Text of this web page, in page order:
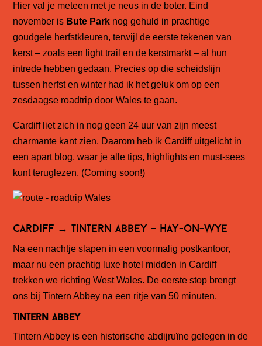
Hier val je meteen met je neus in de boter. Eind
november is Bute Park nog gehuld in prachtige
goudgele herfstkleuren, terwijl de eerste tekenen van
kerst – zoals een light trail en de kerstmarkt – al hun
intrede hebben gedaan. Precies op die scheidslijn
tussen herfst en winter had ik het geluk om op een
zesdaagse roadtrip door Wales te gaan.
Cardiff liet zich in nog geen 24 uur van zijn meest
charmante kant zien. Daarom heb ik Cardiff uitgelicht in
een apart blog, waar je alle tips, highlights en must-sees
kunt teruglezen. (Coming soon!)
Cardiff → Tintern Abbey – Hay-on-Wye
Na een nachtje slapen in een voormalig postkantoor,
maar nu een prachtig luxe hotel midden in Cardiff
trekken we richting West Wales. De eerste stop brengt
ons bij Tintern Abbey na een ritje van 50 minuten.
Tintern Abbey
Tintern Abbey is een historische abdijruïne gelegen in de